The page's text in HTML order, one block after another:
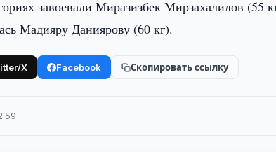
завоевали Миразизбек Мирзахалилов
Мадияру Даниярову (60 кг).
X Facebook Скопировать ссылку